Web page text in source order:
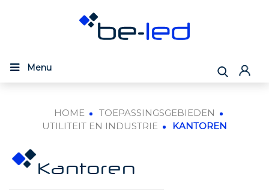
Menu
HOME
TOEPASSINGSGEBIEDEN
UTILITEIT EN INDUSTRIE
KANTOREN
Kantoren